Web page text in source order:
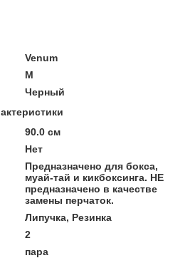
Venum
M
Черный
90.0 см
Нет
Предназначено для бокса,
муай-тай и кикбоксинга. НЕ
предназначено в качестве
замены перчаток.
Липучка, Резинка
2
пара